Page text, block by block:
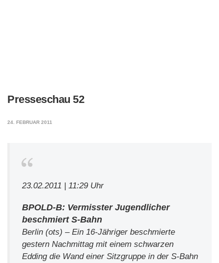
Presseschau 52
24. FEBRUAR 2011
23.02.2011 | 11:29 Uhr
BPOLD-B: Vermisster Jugendlicher
beschmiert S-Bahn
Berlin (ots) – Ein 16-Jähriger beschmierte
gestern Nachmittag mit einem schwarzen
Edding die Wand einer Sitzgruppe in der S-Bahn